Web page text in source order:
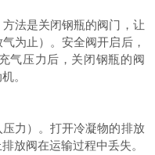
法是关闭钢瓶的阀门，让
为止）。安全阀开启后，
气压力后，关闭钢瓶的阀
。
力）。打开冷凝物的排放
放阀在运输过程中丢失。